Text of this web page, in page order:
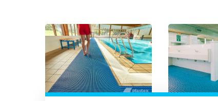
Bord de piscine et
zones de baignade